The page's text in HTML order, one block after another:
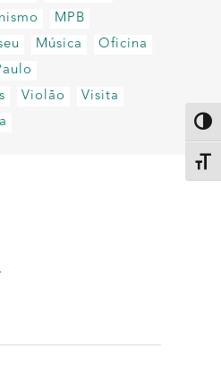
MPB
Música
Oficina
Violão
Visita